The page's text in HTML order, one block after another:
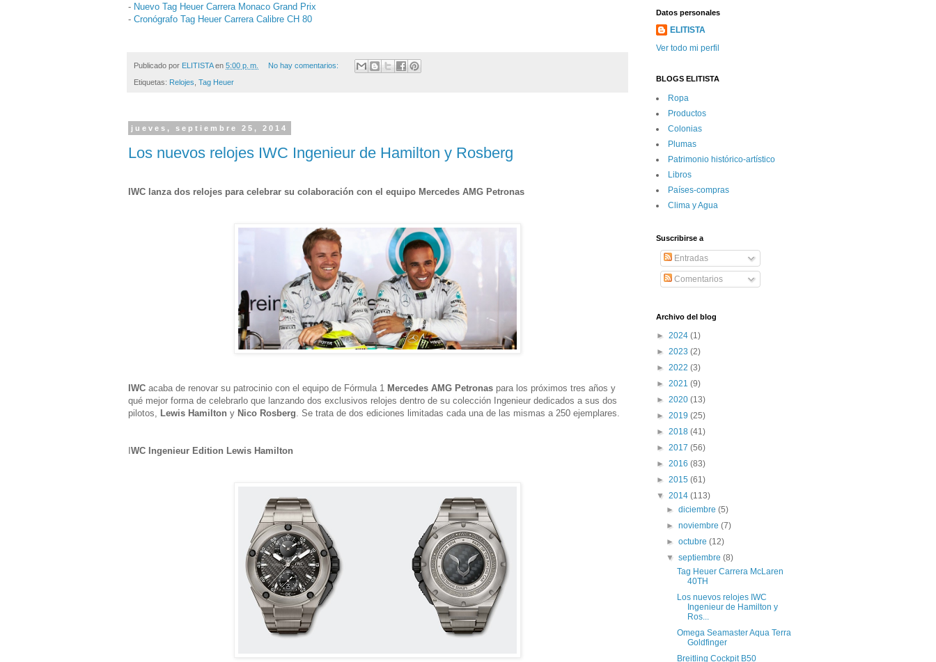
- Nuevo Tag Heuer Carrera Monaco Grand Prix
- Cronógrafo Tag Heuer Carrera Calibre CH 80
Publicado por ELITISTA en 5:00 p. m. No hay comentarios:
Etiquetas: Relojes Tag Heuer
jueves, septiembre 25, 2014
Los nuevos relojes IWC Ingenieur de Hamilton y Rosberg
IWC lanza dos relojes para celebrar su colaboración con el equipo Mercedes AMG Petronas
IWC acaba de renovar su patrocinio con el equipo de Fórmula 1 Mercedes AMG Petronas para los próximos tres años y
qué mejor forma de celebrarlo que lanzando dos exclusivos relojes dentro de su colección Ingenieur dedicados a sus dos
pilotos,
Lewis Hamilton y Nico Rosberg . Se trata de dos ediciones limitadas cada una de las mismas a 250 ejemplares.
WC Ingenieur Edition Lewis Hamilton
Datos personales
ELITISTA
Ver todo mi perfil
BLOGS ELITISTA
Ropa
Productos
Colonias
Plumas
Patrimonio histórico-artí­stico
Libros
Paí­ses-compras
Clima y Agua
Suscribirse a
Entradas
Comentarios
Archivo del blog
► 2024 (1)
► 2023 (2)
► 2022 (3)
► 2021 (9)
► 2020 (13)
► 2019 (25)
► 2018 (41)
► 2017 (56)
► 2016 (83)
► 2015 (61)
▼ 2014 (113)
►diciembre(5)
►noviembre(7)
►octubre(12)
▼septiembre(8)
Tag Heuer Carrera McLaren
40TH
Los nuevos relojes IWC
Ingenieur de Hamilton y
Ros...
Omega Seamaster Aqua Terra
Goldfinger
Breitling Cockpit B50